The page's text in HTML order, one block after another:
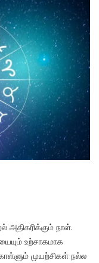
அதிகரிக்கும் நாள்.
உற்சாகமாக
முயற்சிகள் நல்ல